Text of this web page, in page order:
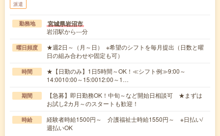
派遣
勤務地 宮城県岩沼市
岩沼駅から---分
曜日頻度
★週2日～（月～日） ※希望のシフトを毎月提出（日数と曜
日の組み合わせや固定も可）
時間
★【日勤のみ】1日5時間～OK！≪シフト例≫9:00～
14:0010:00～15:0012:00～1…
期間
【急募】即日勤務OK！中旬～など開始日相談可 ★まずは
お試し2カ月～のスタートも歓迎！
時給
経験者時給1500円～ 介護福祉士時給1550円～ ※日払い/
週払いOK